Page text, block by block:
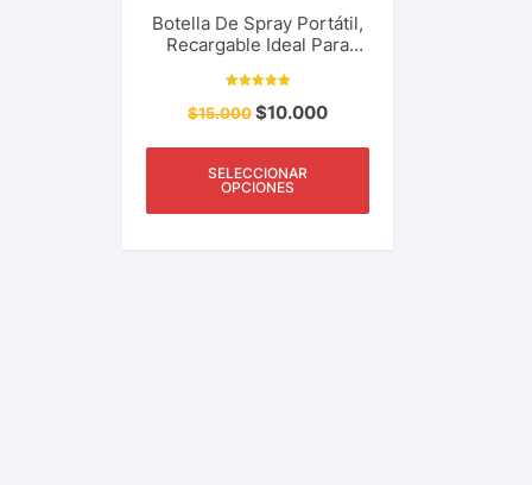
Botella De Spray Portátil,
Recargable Ideal Para
Enjuague Bucal
5.00
de 5
$15.000$10.000
SELECCIONAR
OPCIONES